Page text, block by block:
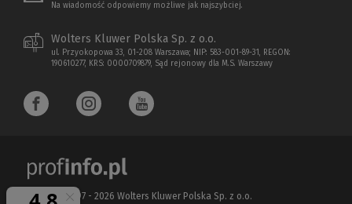
Na wiadomość odpowiemy możliwe jak najszybciej.
Wolters Kluwer Polska Sp. z o.o.
ul. Przyokopowa 33, 01-208 Warszawa; NIP: 583-001-89-31, REGON:
190610277, KRS: 0000709879, Sąd rejonowy dla M.S. Warszawy
Copyright 1997 - 2026 Wolters Kluwer Polska Sp. z o.o.